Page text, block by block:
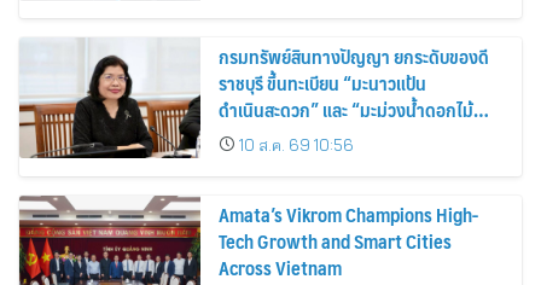
กรมทรัพย์สินทางปัญญา ยกระดับของดี
ราชบุรี ขึ้นทะเบียน “มะนาวแป้น
ดำเนินสะดวก” และ “มะม่วงน้ำดอกไม้
ราชบุรี” เป็น GI น้องใหม่ เดินหน้าเพิ่ม
มูลค่าเกษตรอัตลักษณ์ ขับเคลื่อน
เศรษฐกิจชุมชน
10 ส.ค. 69 10:56
Amata’s Vikrom Champions High-
Tech Growth and Smart Cities
Across Vietnam